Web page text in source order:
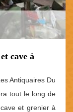
cave à
Antiquaires Du
tout le long de
et grenier à